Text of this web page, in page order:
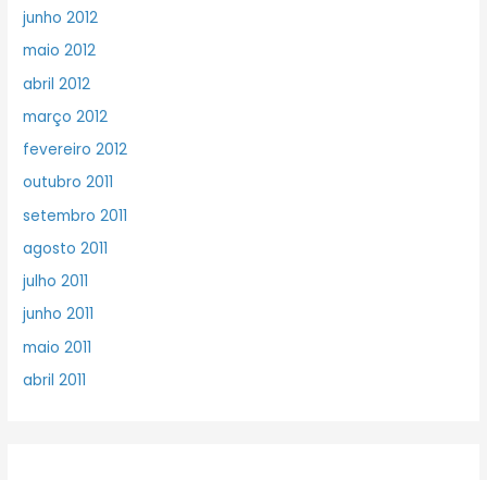
junho 2012
maio 2012
abril 2012
março 2012
fevereiro 2012
outubro 2011
setembro 2011
agosto 2011
julho 2011
junho 2011
maio 2011
abril 2011